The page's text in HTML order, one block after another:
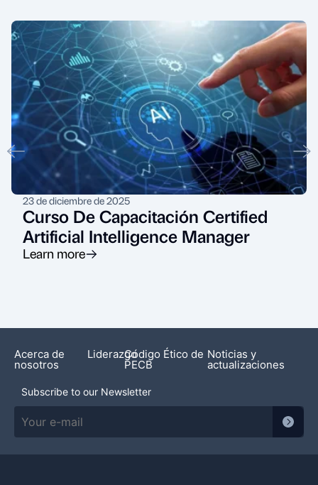
23 de diciembre de 2025
Curso De Capacitación Certified
Artificial Intelligence Manager
Learn more
Acerca de
nosotros
LiderazgoCódigo Ético de
PECB
Noticias y
actualizaciones
Subscribe to our Newsletter